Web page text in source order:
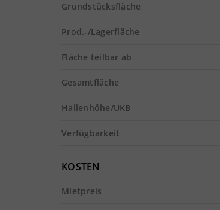
Grundstücksfläche
Prod.-/Lagerfläche
Fläche teilbar ab
Gesamtfläche
Hallenhöhe/UKB
Verfügbarkeit
KOSTEN
Mietpreis